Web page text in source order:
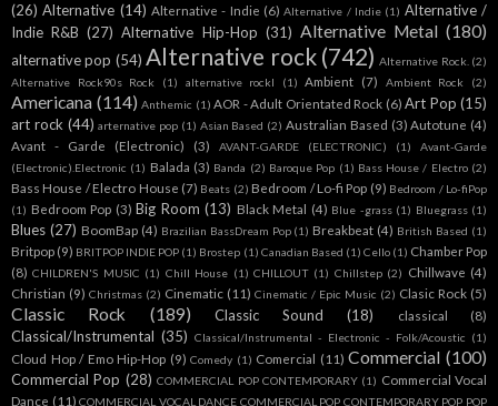
(26) Alternative (14) Alternative - Indie (6) Alternative / Indie (1) Alternative /
Indie R&B (27) Alternative Hip-Hop (31) Alternative Metal (180)
alternative pop (54) Alternative rock (742) Alternative Rock. (2)
Alternative Rock90s Rock
(1) alternative rockl (1) Ambient (7) Ambient Rock (2)
Americana (114) Anthemic (1) AOR - Adult Orientated Rock (6) Art Pop (15)
art rock (44) arternative pop (1) Asian Based (2) Australian Based (3) Autotune (4)
Avant - Garde (Electronic)
(3) AVANT-GARDE (ELECTRONIC) (1)
Avant-Garde
(Electronic).Electronic (1) Balada (3) Banda (2) Baroque Pop (1) Bass House / Electro (2)
Bass House / Electro House (7) Beats (2) Bedroom / Lo-fi Pop (9) Bedroom / Lo-fiPop
(1) Bedroom Pop (3) Big Room (13) Black Metal (4) Blue -grass (1) Bluegrass (1)
Blues (27) BoomBap (4) Brazilian BassDream Pop (1) Breakbeat (4) British Based (1)
Britpop (9) BRITPOP INDIE POP (1) Brostep (1) Canadian Based (1) Cello (1) Chamber Pop
(8) CHILDREN'S MUSIC (1) Chill House (1) CHILLOUT (1) Chillstep (2) Chillwave (4)
Christian (9) Christmas (2) Cinematic (11) Cinematic / Epic Music (2) Clasic Rock (5)
Classic Rock (189) Classic Sound (18) classical (8)
Classical/Instrumental (35) Classical/Instrumental - Electronic - Folk/Acoustic (1)
Cloud Hop / Emo Hip-Hop (9) Comedy (1) Comercial (11) Commercial (100)
Commercial Pop (28) COMMERCIAL POP CONTEMPORARY (1) Commercial Vocal
Dance (11) COMMERCIAL VOCAL DANCE COMMERCIAL POP CONTEMPORARY POP POP